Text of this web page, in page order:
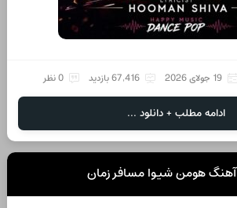
19 جولای 2026 67,416 بازدید 0 نظر
ادامه مطلب + دانلود ...
آهنگ هومن شیوا مسافر زمان